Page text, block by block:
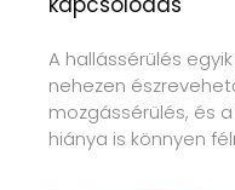
A hallássérülés
nehezen
mozgássérülés, és
hiánya is könnyen